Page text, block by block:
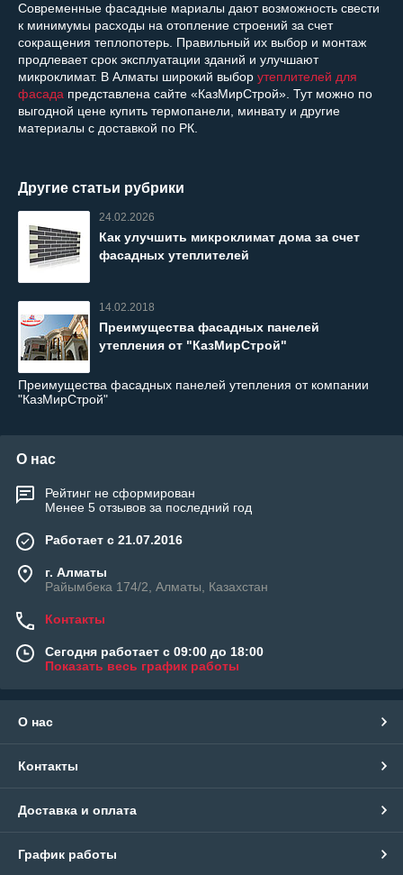
Современные фасадные мариалы дают возможность свести
к минимумы расходы на отопление строений за счет
сокращения теплопотерь. Правильный их выбор и монтаж
продлевает срок эксплуатации зданий и улучшают
микроклимат. В Алматы широкий выбор утеплителей для
фасада представлена сайте «КазМирСтрой». Тут можно по
выгодной цене купить термопанели, минвату и другие
материалы с доставкой по РК.
Другие статьи рубрики
24.02.2026
Как улучшить микроклимат дома за счет
фасадных утеплителей
14.02.2018
Преимущества фасадных панелей
утепления от "КазМирСтрой"
Преимущества фасадных панелей утепления от компании
"КазМирСтрой"
О нас
Рейтинг не сформирован
Менее 5 отзывов за последний год
Работает с 21.07.2016
г. Алматы
Райымбека 174/2, Алматы, Казахстан
Контакты
Сегодня работает с 09:00 до 18:00
Показать весь график работы
О нас
Контакты
Доставка и оплата
График работы